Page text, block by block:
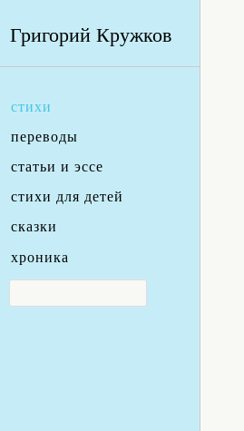
Григорий Кружков
стихи
переводы
статьи и эссе
стихи для детей
сказки
хроника